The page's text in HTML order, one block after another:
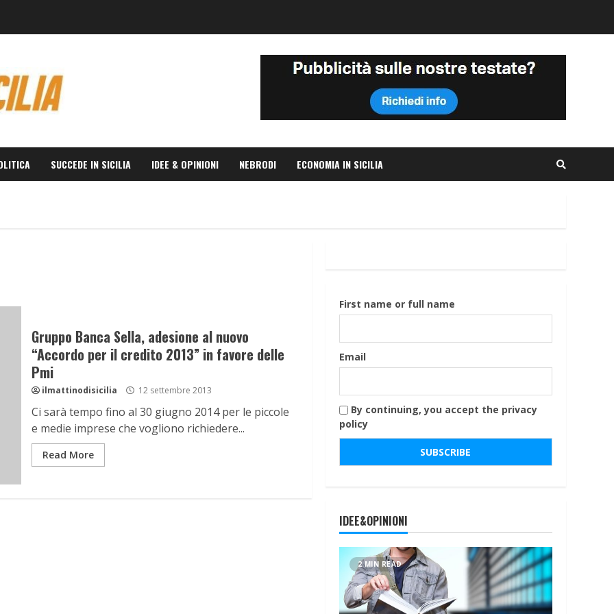
SUCCEDE IN SICILIA IDEE & OPINIONI NEBRODI ECONOMIA IN SICILIA
Gruppo Banca Sella, adesione al nuovo
“Accordo per il credito 2013” in favore delle
Pmi
ilmattinodisicilia 12 settembre 2013
Ci sarà tempo fino al 30 giugno 2014 per le piccole
e medie imprese che vogliono richiedere...
Read More
First name or full name
Email
By continuing, you accept the privacy
policy
IDEE&OPINIONI
2 MIN READ